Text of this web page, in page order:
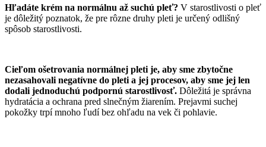
Hľadáte krém na normálnu až suchú pleť? V starostlivosti o pleť
je dôležitý poznatok, že pre rôzne druhy pleti je určený odlišný
spôsob starostlivosti.
Cieľom ošetrovania normálnej pleti je, aby sme zbytočne
nezasahovali negatívne do pleti a jej procesov, aby sme jej len
dodali jednoduchú podpornú starostlivosť. Dôležitá je správna
hydratácia a ochrana pred slnečným žiarením. Prejavmi suchej
pokožky trpí mnoho ľudí bez ohľadu na vek či pohlavie.